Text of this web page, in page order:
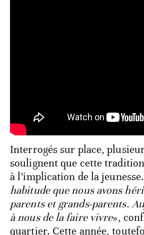
Interrogés sur place,
soulignent que cette
à l’implication de la
habitude que nous avons
parents et grands-parents.
à nous de la faire vivre»,
quartier. Cette année,